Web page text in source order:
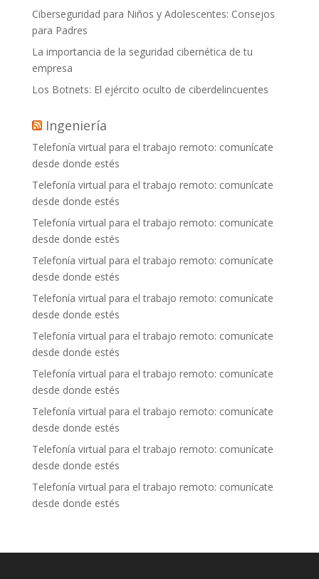
Ciberseguridad para Niños y Adolescentes: Consejos
para Padres
La importancia de la seguridad cibernética de tu
empresa
Los Botnets: El ejército oculto de ciberdelincuentes
Ingeniería
Telefonía virtual para el trabajo remoto: comunícate
desde donde estés
Telefonía virtual para el trabajo remoto: comunícate
desde donde estés
Telefonía virtual para el trabajo remoto: comunícate
desde donde estés
Telefonía virtual para el trabajo remoto: comunícate
desde donde estés
Telefonía virtual para el trabajo remoto: comunícate
desde donde estés
Telefonía virtual para el trabajo remoto: comunícate
desde donde estés
Telefonía virtual para el trabajo remoto: comunícate
desde donde estés
Telefonía virtual para el trabajo remoto: comunícate
desde donde estés
Telefonía virtual para el trabajo remoto: comunícate
desde donde estés
Telefonía virtual para el trabajo remoto: comunícate
desde donde estés